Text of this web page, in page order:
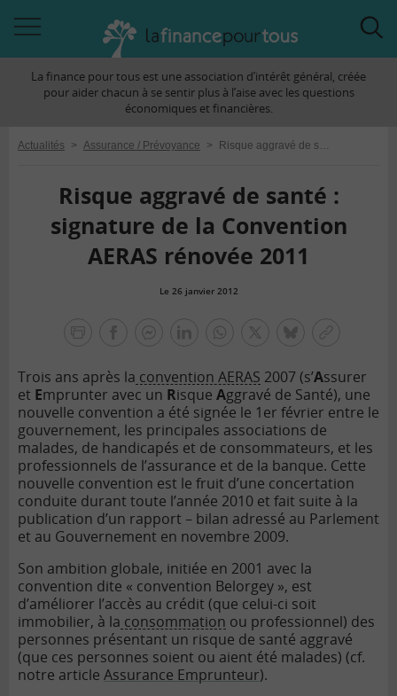
àLa finance pour tous est une association d’intérêt général, créée
pour aider chacun à se sentir plus à l’aise avec les questions
économiques et financières.
Actualités > Assurance / Prévoyance > Risque aggravé de santé : signature de la Convention AERAS rénovée 2011
Risque aggravé de santé :
signature de la Convention
AERAS rénovée 2011
Le 26 janvier 2012
lien
Trois ans après la convention AERAS 2007 (s’Assurer
et Emprunter avec un Risque Aggravé de Santé), une
nouvelle convention a été signée le 1er février entre le
gouvernement, les principales associations de
malades, de handicapés et de consommateurs, et les
professionnels de l’assurance et de la banque. Cette
nouvelle convention est le fruit d’une concertation
conduite durant toute l’année 2010 et fait suite à la
publication d’un rapport – bilan adressé au Parlement
et au Gouvernement en novembre 2009.
Son ambition globale, initiée en 2001 avec la
convention dite « convention Belorgey », est
d’améliorer l’accès au crédit (que celui-ci soit
immobilier, à la consommation ou professionnel) des
personnes présentant un risque de santé aggravé
(que ces personnes soient ou aient été malades) (cf.
notre article Assurance Emprunteur).